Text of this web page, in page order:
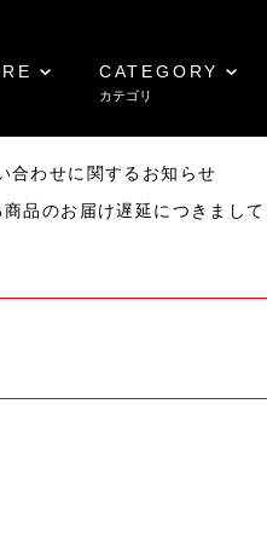
CATEGORY
カテゴリ
わせに関するお知らせ
品のお届け遅延につきまして